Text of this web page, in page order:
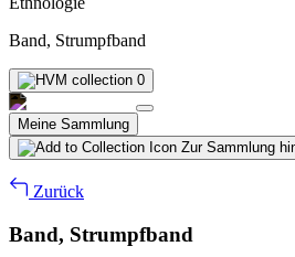
Band, Strumpfband
0
Meine Sammlung
Zur Sammlung
Zurück
Band, Strumpfband